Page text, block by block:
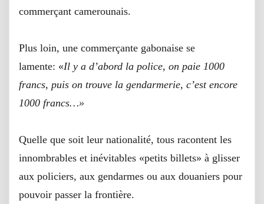
commerçant camerounais.
Plus loin, une commerçante gabonaise se
lamente: «Il y a d’abord la police, on paie 1000
francs, puis on trouve la gendarmerie, c’est encore
1000 francs…»
Quelle que soit leur nationalité, tous racontent les
innombrables et inévitables «petits billets» à glisser
aux policiers, aux gendarmes ou aux douaniers pour
pouvoir passer la frontière.